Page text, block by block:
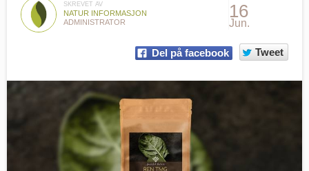
SKREVET AV
NATUR INFORMASJON
ADMINISTRATOR
16
Jun.
Del på facebook Tweet